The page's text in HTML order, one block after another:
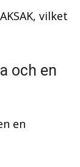
vilket
och en
en